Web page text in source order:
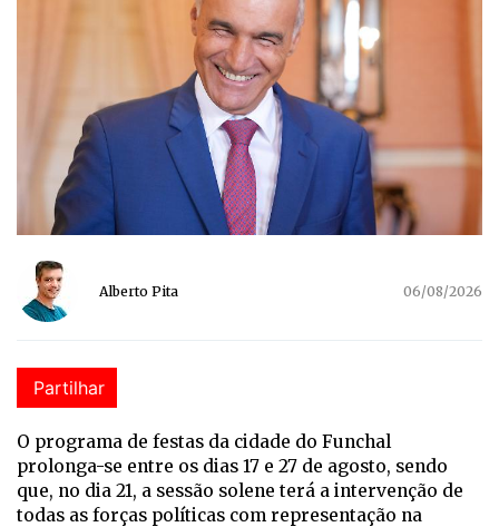
Alberto Pita 06/08/2026
Partilhar
O programa de festas da cidade do Funchal
prolonga-se entre os dias 17 e 27 de agosto, sendo
que, no dia 21, a sessão solene terá a intervenção de
todas as forças políticas com representação na